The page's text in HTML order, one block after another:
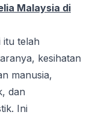
Malaysia di
itu telah
kesihatan
manusia,
dan
Ini